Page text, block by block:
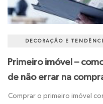
DECORAÇÃO E
Primeiro imóvel –
de não errar na
Comprar o primeiro imóvel